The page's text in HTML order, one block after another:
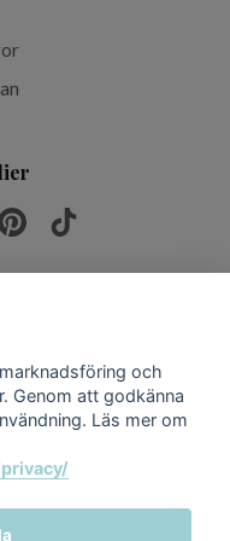
Prenumerera
och
Genom att godkänna
Läs mer om